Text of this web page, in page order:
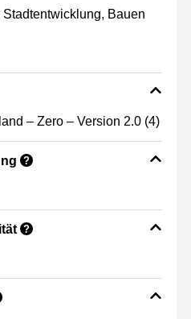
Bauen
– Zero – Version 2.0 (4)
?
?